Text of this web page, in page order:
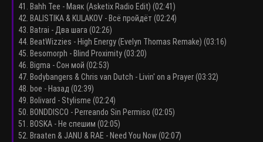
41. Bahh Tee - Маяк (Asketix Radio Edit) (02:41)
42. BALISTIKA & KULAKOV - Всё пройдёт (02:24)
43. Batrai - Два шага (02:26)
44. BeatWizzies - High Energy (Evelyn Thomas Remake) (03:16)
45. Besomorph - Blind Proximity (03:20)
46. Bigma - Сон мой (02:53)
47. Bodybangers & Chris van Dutch - Livin' on a Prayer (03:32)
48. boe - Назад (02:39)
49. Bolivard - Stylisme (02:24)
50. BONDDISCO - Perreando Sin Permiso (02:05)
51. BOSKA - Не спешим (02:05)
52. Braaten & JANU & RAE - Need You Now (02:07)